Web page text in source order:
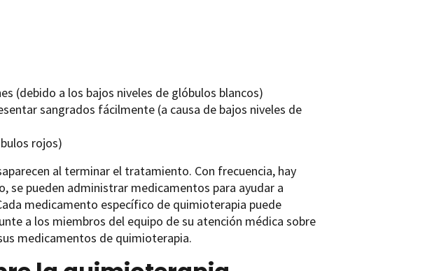
(debido a los bajos niveles de glóbulos blancos)
sangrados fácilmente (a causa de bajos niveles de
rojos)
al terminar el tratamiento. Con frecuencia, hay
se pueden administrar medicamentos para ayudar a
medicamento específico de quimioterapia puede
a los miembros del equipo de su atención médica sobre
medicamentos de quimioterapia.